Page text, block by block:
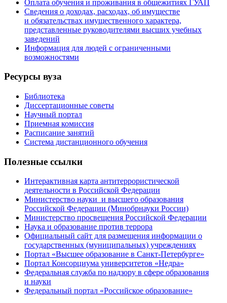
Оплата обучения и проживания в общежитиях ГУАП
Сведения о доходах, расходах, об имуществе
и обязательствах имущественного характера,
представленные руководителями высших учебных
заведений
Информация для людей с ограниченными
возможностями
Ресурсы вуза
Библиотека
Диссертационные советы
Научный портал
Приемная комиссия
Расписание занятий
Система дистанционного обучения
Полезные ссылки
Интерактивная карта антитеррористической
деятельности в Российской Федерации
Министерство науки и высшего образования
Российской Федерации (Минобрнауки России)
Министерство просвещения Российской Федерации
Наука и образование против террора
Официальный сайт для размещения информации о
государственных (муниципальных) учреждениях
Портал «Высшее образование в Санкт-Петербурге»
Портал Консорциума университетов «Недра»
Федеральная служба по надзору в сфере образования
и науки
Федеральный портал «Российское образование»